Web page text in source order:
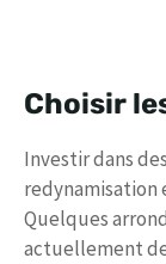
Choisir
Investir dans
redynamisation
Quelques
actuellement